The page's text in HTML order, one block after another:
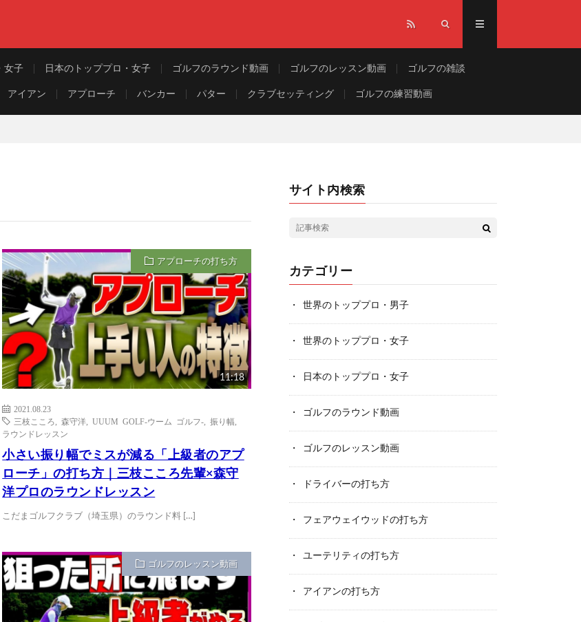
女子 日本のトッププロ・女子 ゴルフのラウンド動画 ゴルフのレッスン動画 ゴルフの雑談
アイアン アプローチ バンカー パター クラブセッティング ゴルフの練習動画
アプローチの打ち方
11:18
2021.08.23
三枝こころ
,森守洋 ,UUUM GOLF-ウーム ゴルフ- ,振り幅
ラウンドレッスン
小さい振り幅でミスが減る「上級者のアプ
ローチ」の打ち方｜三枝こころ先輩×森守
洋プロのラウンドレッスン
こだまゴルフクラブ（埼玉県）のラウンド料 […]
ゴルフのレッスン動画
サイト内検索
カテゴリー
世界のトッププロ・男子
世界のトッププロ・女子
日本のトッププロ・女子
ゴルフのラウンド動画
ゴルフのレッスン動画
ドライバーの打ち方
フェアウェイウッドの打ち方
ユーテリティの打ち方
アイアンの打ち方